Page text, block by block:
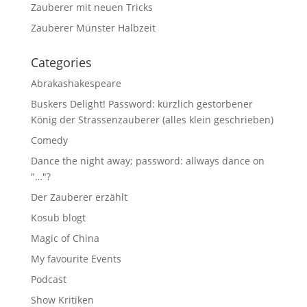
Zauberer mit neuen Tricks
Zauberer Münster Halbzeit
Categories
Abrakashakespeare
Buskers Delight! Password: kürzlich gestorbener
König der Strassenzauberer (alles klein geschrieben)
Comedy
Dance the night away; password: allways dance on
"…"?
Der Zauberer erzählt
Kosub blogt
Magic of China
My favourite Events
Podcast
Show Kritiken